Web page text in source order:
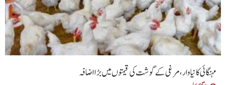
مہنگائی کا نیا وار، مرغی کے گوشت کی قیمتوں میں بڑا اضافہ